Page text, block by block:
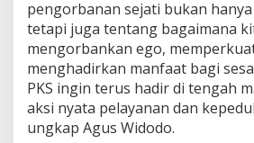
pengorbanan sejati bukan
tetapi juga tentang bagaimana
mengorbankan ego,
menghadirkan manfaat bagi
PKS ingin terus hadir di tengah
aksi nyata pelayanan dan
ungkap Agus Widodo.